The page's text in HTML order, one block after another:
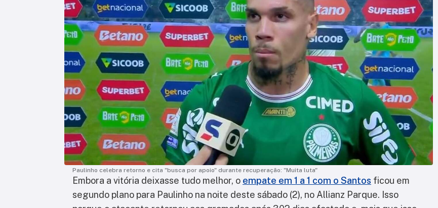
Paulinho celebra retorno e cita "busca por apoio" durante recuperação: "Muita luta"
Embora a vitória deixasse tudo melhor, o empate em 1 a 1 com o Santos ficou em
segundo plano para Paulinho na noite deste sábado (2), no Allianz Parque. Isso